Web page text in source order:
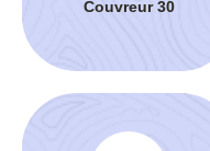
Couvreur 30